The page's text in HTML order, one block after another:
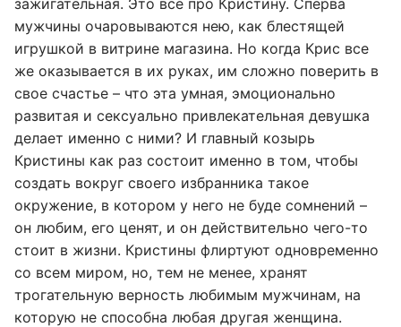
мужчины очаровываются нею, как блестящей
игрушкой в витрине магазина. Но когда Крис все
же оказывается в их руках, им сложно поверить в
свое счастье – что эта умная, эмоционально
развитая и сексуально привлекательная девушка
делает именно с ними? И главный козырь
Кристины как раз состоит именно в том, чтобы
создать вокруг своего избранника такое
окружение, в котором у него не буде сомнений –
он любим, его ценят, и он действительно чего-то
стоит в жизни. Кристины флиртуют одновременно
со всем миром, но, тем не менее, хранят
трогательную верность любимым мужчинам, на
которую не способна любая другая женщина.